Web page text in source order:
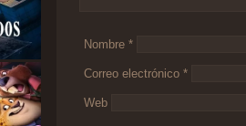
Nombre *
Correo electrónico *
Web